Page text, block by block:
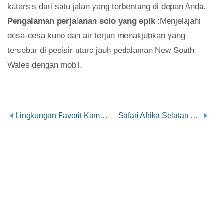
katarsis dari satu jalan yang terbentang di depan Anda.
Pengalaman perjalanan solo yang epik :Menjelajahi
desa-desa kuno dan air terjun menakjubkan yang
tersebar di pesisir utara jauh pedalaman New South
Wales dengan mobil.
Lingkungan Favorit Kami Yang Kurang Dikenal Di Kota-Kota Terbesar Di Dunia Safari Afrika Selatan Untuk Pemula:8 Hal Yang Perlu Diketahui Sebelum Anda Memesan